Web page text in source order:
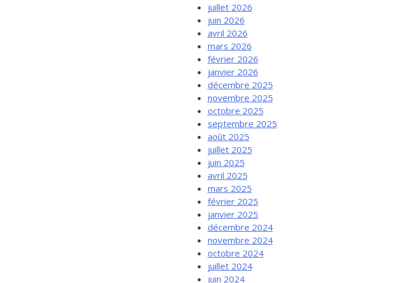
juillet 2026
juin 2026
avril 2026
mars 2026
février 2026
janvier 2026
décembre 2025
novembre 2025
octobre 2025
septembre 2025
août 2025
juillet 2025
juin 2025
avril 2025
mars 2025
février 2025
janvier 2025
décembre 2024
novembre 2024
octobre 2024
juillet 2024
juin 2024